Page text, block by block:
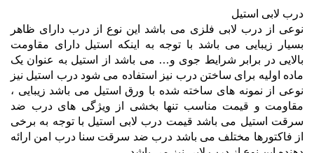
درب لابی استیل
نوعی از درب لابی فلزی می باشد این نوع از درب دارای ظاهر
بسیار زیبایی می باشد با توجه به اینکه استیل دارای مقاومت
بالایی در برابر شرایط جوی و… می باشد از استیل به عنوان یک
ماده اولیه برای ساختن درب نیز استفاده می شود درب استیل نیز
نوعی از نمونه های ساخته شده با ورق استیل می باشد زیبایی ،
مقاومت و قیمت مناسب تنها بخشی از ویژگی های درب ضد
سرقت استیل می باشد قیمت درب لابی استیل با توجه به برخی
از فاکتورها مختلف می باشد درب ضد سرقت سنا درب امن ارائه